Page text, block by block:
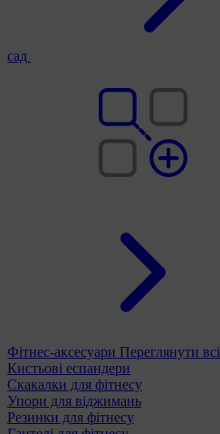
сад
Фітнес-аксесуари Переглянути всі
Кистьові еспандери
Скакалки для фітнесу
Упори для віджимань
Резинки для фітнесу